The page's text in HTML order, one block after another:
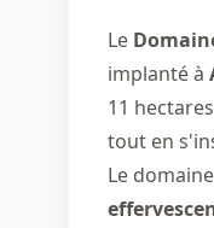
Le
implanté à
11
tout en
Le